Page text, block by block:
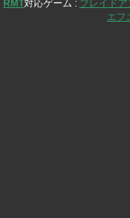
RMT対応ゲーム : ブレイド
エフ